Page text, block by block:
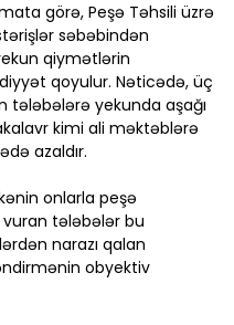
görə, Peşə Təhsili üzrə
səbəbindən
qiymətlərin
qoyulur. Nəticədə, üç
tələbələrə yekunda aşağı
kimi ali məktəblərə
azaldır.
onlarla peşə
tələbələr bu
narazı qalan
obyektiv